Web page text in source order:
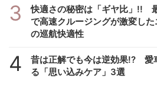
3
快適さの秘密は「ギヤ比」!!
で高速クルージングが激変した
の巡航快適性
4
昔は正解でも今は逆効果!? 愛
る「思い込みケア」3選